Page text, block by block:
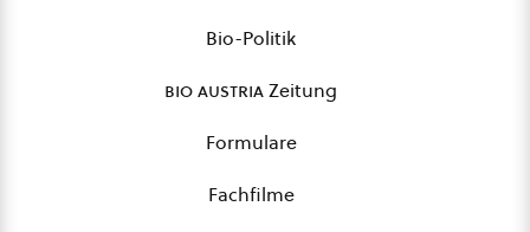
Bio-Politik
bio austriaZeitung
Formulare
Fachfilme